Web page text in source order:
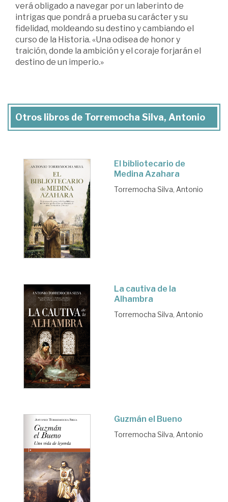
verá obligado a navegar por un laberinto de
intrigas que pondrá a prueba su carácter y su
fidelidad, moldeando su destino y cambiando el
curso de la Historia. «Una odisea de honor y
traición, donde la ambición y el coraje forjarán el
destino de un imperio.»
Otros libros de Torremocha Silva, Antonio
El bibliotecario de
Medina Azahara
Torremocha Silva, Antonio
La cautiva de la
Alhambra
Torremocha Silva, Antonio
Guzmán el Bueno
Torremocha Silva, Antonio